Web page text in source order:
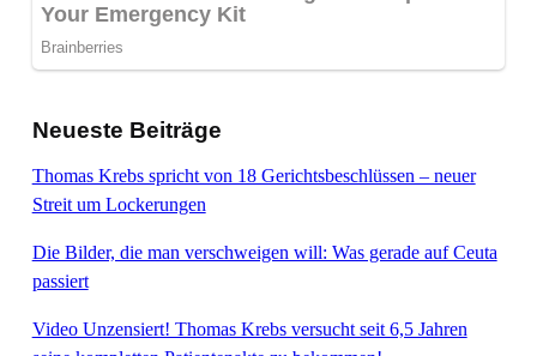
Neueste Beiträge
Thomas Krebs spricht von 18 Gerichtsbeschlüssen – neuer
Streit um Lockerungen
Die Bilder, die man verschweigen will: Was gerade auf Ceuta
passiert
Video Unzensiert! Thomas Krebs versucht seit 6,5 Jahren